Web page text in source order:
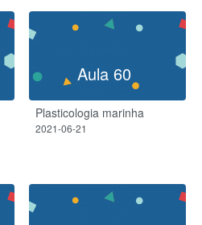
Aula 60
Plasticologia marinha
2021-06-21